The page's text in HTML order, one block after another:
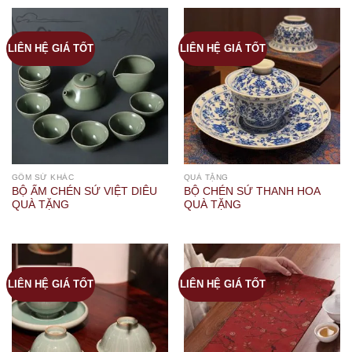
LIÊN HỆ GIÁ TỐT
GỐM SỨ KHÁC
BỘ ẤM CHÉN SỨ VIỆT DIÊU
QUÀ TẶNG
LIÊN HỆ GIÁ TỐT
QUÀ TẶNG
BỘ CHÉN SỨ THANH HOA
QUÀ TẶNG
LIÊN HỆ GIÁ TỐT LIÊN HỆ GIÁ TỐT